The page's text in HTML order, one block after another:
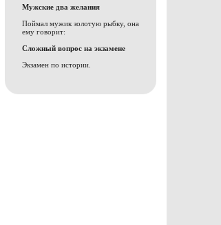
Мужские два желания
Поймал мужик золотую рыбку, она
ему говорит:
Сложный вопрос на экзамене
Экзамен по истории.